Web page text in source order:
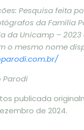
Pesquisa feita
da Família
da Unicamp – 2023
o mesmo nome
Parodi
publicada
de 2024.